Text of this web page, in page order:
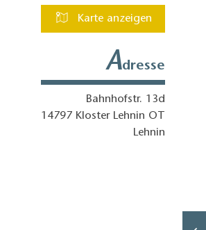
Karte anzeigen
Adresse
Bahnhofstr. 13d
14797 Kloster Lehnin OT
Lehnin